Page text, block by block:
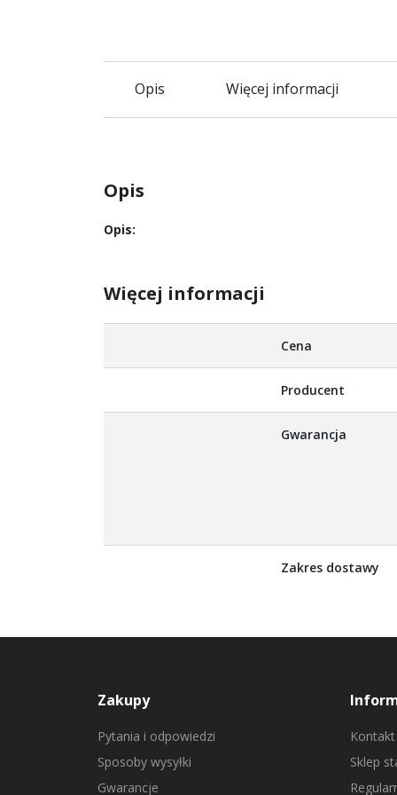
Opis Więcej informacji
Opis
Opis:
Więcej informacji
Cena
Producent
Gwarancja
Zakres dostawy
Zakupy
Pytania i odpowiedzi
Sposoby wysyłki
Gwarancje
Kontakt
Sklep